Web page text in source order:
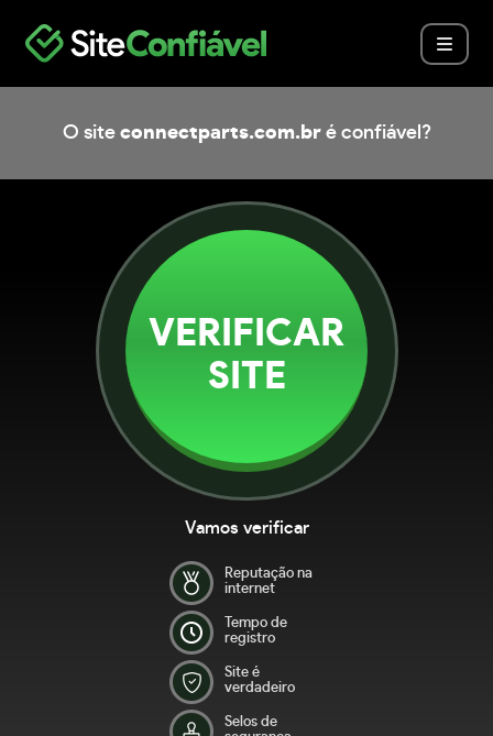
O site connectparts.com.bré confiável?
VERIFICAR
SITE
Vamos verificar
Reputação na
internet
Tempo de
registro
Site é
verdadeiro
Selos de